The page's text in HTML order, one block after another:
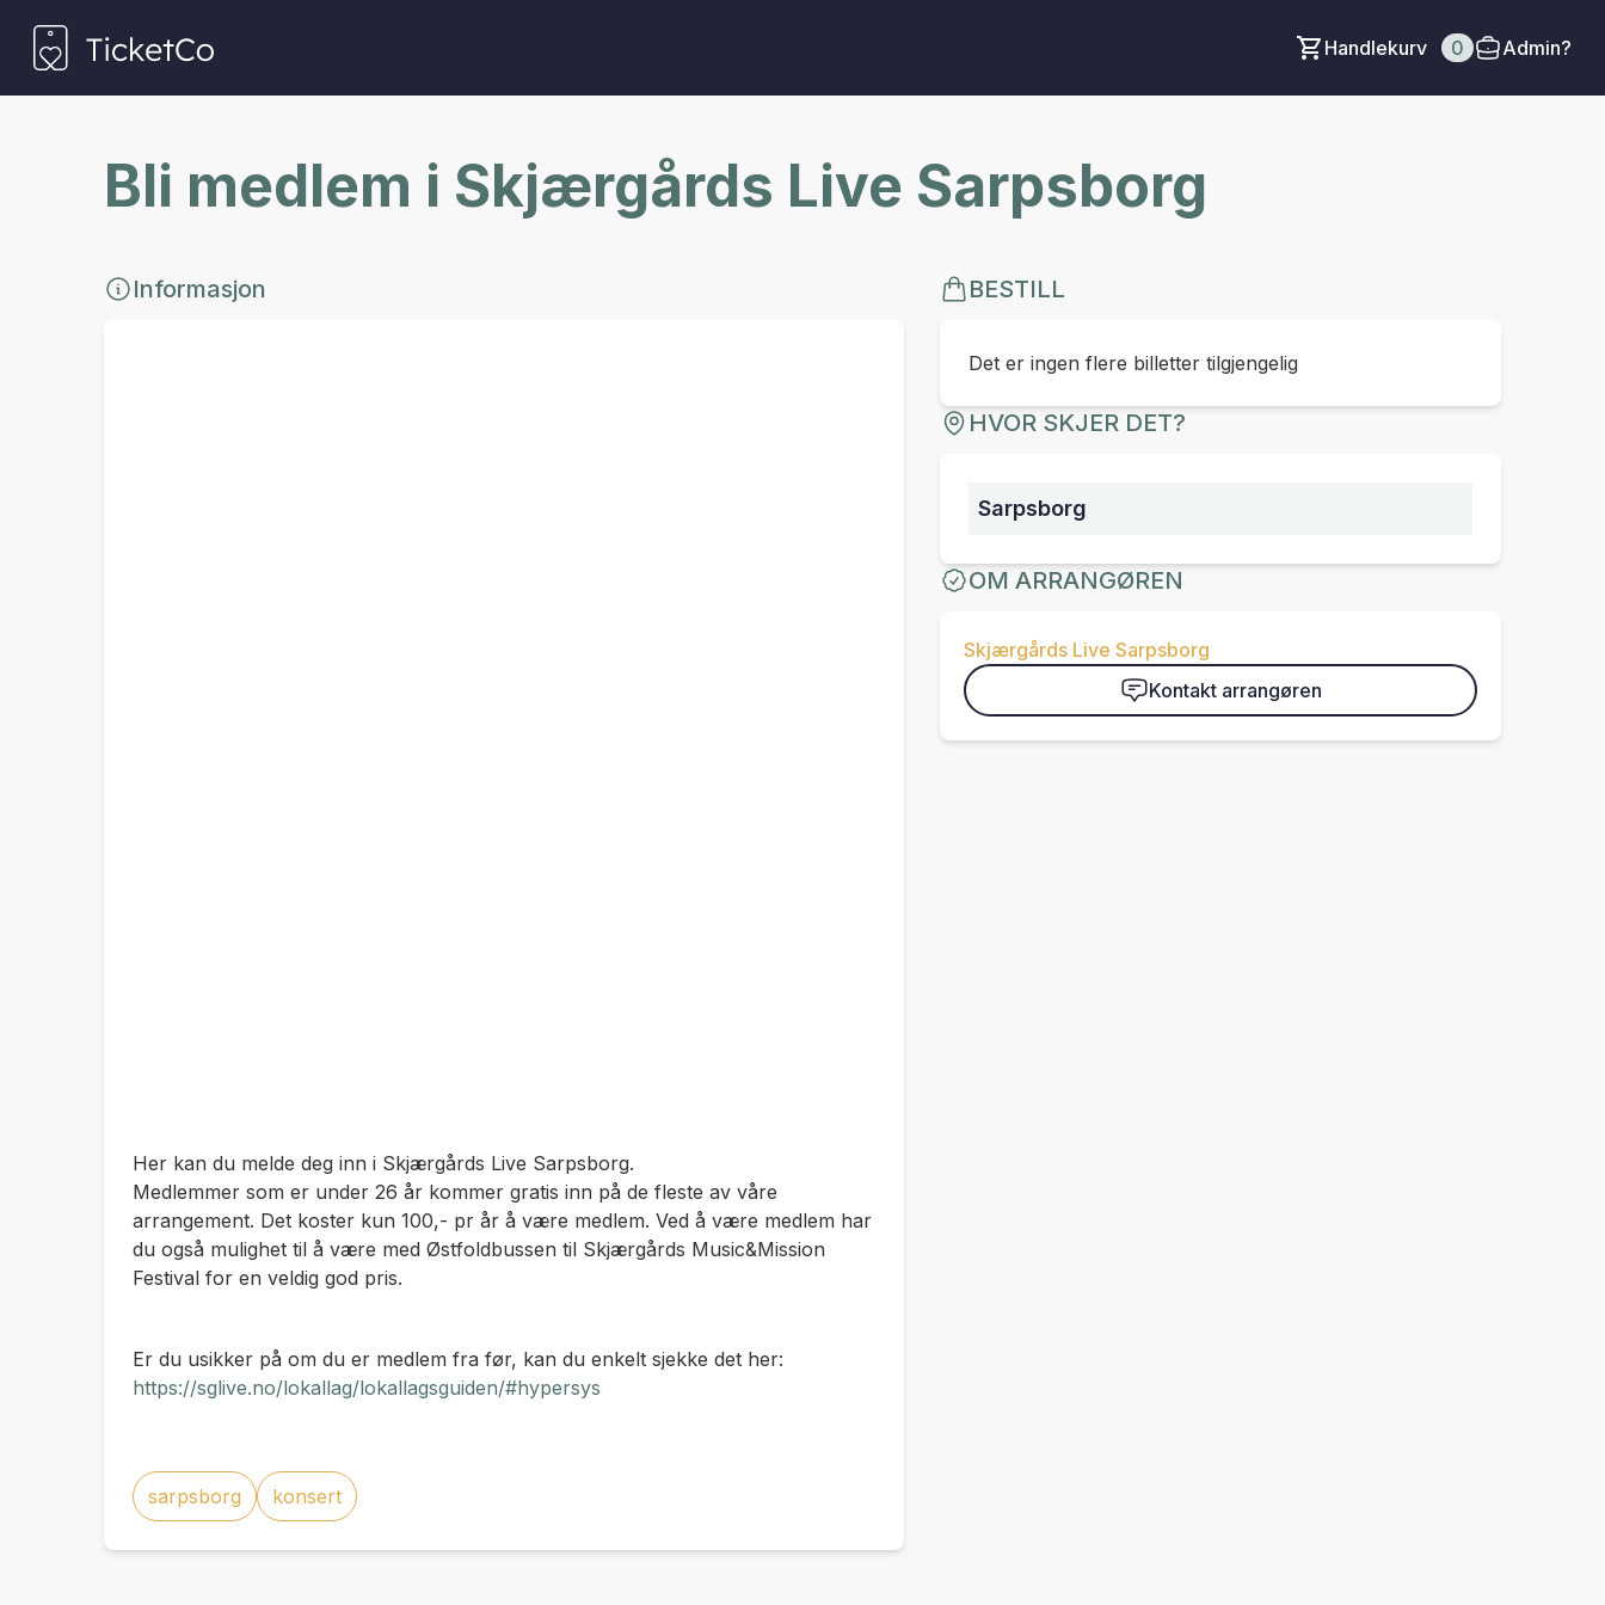
Handlekurv 0 Admin?
Bli medlem i Skjærgårds Live Sarpsborg
Informasjon
Her kan du melde deg inn i Skjærgårds Live Sarpsborg.
Medlemmer som er under 26 år kommer gratis inn på de fleste av våre
arrangement. Det koster kun 100,- pr år å være medlem. Ved å være medlem har
du også mulighet til å være med Østfoldbussen til Skjærgårds Music&Mission
Festival for en veldig god pris.
Er du usikker på om du er medlem fra før, kan du enkelt sjekke det her:
https://sglive.no/lokallag/lokallagsguiden/#hypersys
sarpsborg konsert
BESTILL
Det er ingen flere billetter tilgjengelig
HVOR SKJER DET?
Sarpsborg
OM ARRANGØREN
Skjærgårds Live Sarpsborg
Kontakt arrangøren